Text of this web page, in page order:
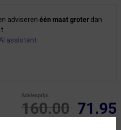
adviseren één maat groterdan
assistent
160.00
Adviesprijs
71.95